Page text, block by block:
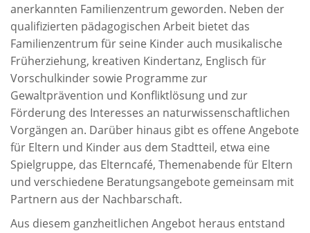
anerkannten Familienzentrum geworden. Neben der
qualifizierten pädagogischen Arbeit bietet das
Familienzentrum für seine Kinder auch musikalische
Früherziehung, kreativen Kindertanz, Englisch für
Vorschulkinder sowie Programme zur
Gewaltprävention und Konfliktlösung und zur
Förderung des Interesses an naturwissenschaftlichen
Vorgängen an. Darüber hinaus gibt es offene Angebote
für Eltern und Kinder aus dem Stadtteil, etwa eine
Spielgruppe, das Elterncafé, Themenabende für Eltern
und verschiedene Beratungsangebote gemeinsam mit
Partnern aus der Nachbarschaft.
Aus diesem ganzheitlichen Angebot heraus entstand